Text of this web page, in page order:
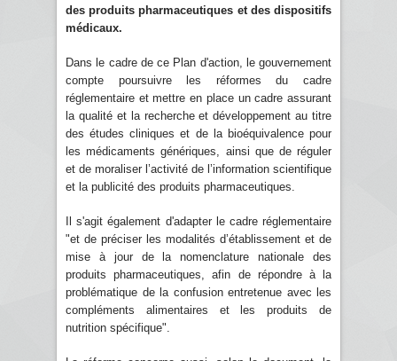
des produits pharmaceutiques et des dispositifs
médicaux.
Dans le cadre de ce Plan d'action, le gouvernement
compte poursuivre les réformes du cadre
réglementaire et mettre en place un cadre assurant
la qualité et la recherche et développement au titre
des études cliniques et de la bioéquivalence pour
les médicaments génériques, ainsi que de réguler
et de moraliser l’activité de l’information scientifique
et la publicité des produits pharmaceutiques.
Il s'agit également d'adapter le cadre réglementaire
"et de préciser les modalités d’établissement et de
mise à jour de la nomenclature nationale des
produits pharmaceutiques, afin de répondre à la
problématique de la confusion entretenue avec les
compléments alimentaires et les produits de
nutrition spécifique".